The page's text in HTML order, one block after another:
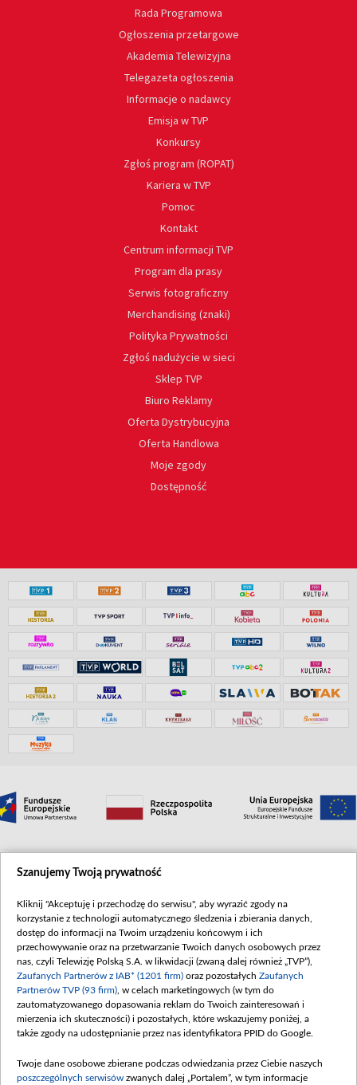
Rada Programowa
Ogłoszenia przetargowe
Akademia Telewizyjna
Telegazeta ogłoszenia
Informacje o nadawcy
Emisja w TVP
Konkursy
Zgłoś program (ROPAT)
Kariera w TVP
Pomoc
Kontakt
Centrum informacji TVP
Program dla prasy
Serwis fotograficzny
Merchandising (znaki)
Polityka Prywatności
Zgłoś nadużycie w sieci
Sklep TVP
Biuro Reklamy
Oferta Dystrybucyjna
Oferta Handlowa
Moje zgody
Dostępność
©2026 Telewizja Polska S. A. w likwidacji
Szanujemy Twoją prywatność
Kliknij "Akceptuję i przechodzę do serwisu", aby wyrazić zgody na
korzystanie z technologii automatycznego śledzenia i zbierania danych,
dostęp do informacji na Twoim urządzeniu końcowym i ich
przechowywanie oraz na przetwarzanie Twoich danych osobowych przez
nas, czyli Telewizję Polską S.A. w likwidacji (zwaną dalej również „TVP”),
Zaufanych Partnerów z IAB* (1201 firm) oraz pozostałych Zaufanych
Partnerów TVP (93 firm) , w celach marketingowych (w tym do
zautomatyzowanego dopasowania reklam do Twoich zainteresowań i
mierzenia ich skuteczności) i pozostałych, które wskazujemy poniżej, a
także zgody na udostępnianie przez nas identyfikatora PPID do Google.
Twoje dane osobowe zbierane podczas odwiedzania przez Ciebie naszych
poszczególnych serwisów zwanych dalej „Portalem”, w tym informacje